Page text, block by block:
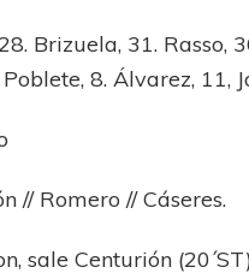
Brizuela, 31. Rasso,
8. Álvarez, 11,
// Romero // Cáseres.
sale Centurión